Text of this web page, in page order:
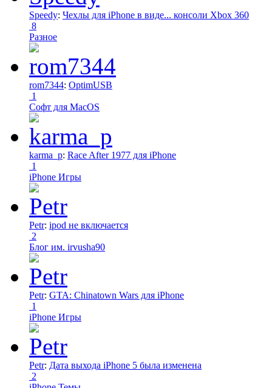
Speedy: Чехлы для iPhone в виде... консоли Xbox 360
8
Разное
rom7344: OptimUSB
1
Софт для MacOS
karma_p: Race After 1977 для iPhone
1
iPhone Игры
Petr: ipod не включается
2
Блог им. irvusha90
Petr: GTA: Chinatown Wars для iPhone
1
iPhone Игры
Petr: Дата выхода iPhone 5 была изменена
2